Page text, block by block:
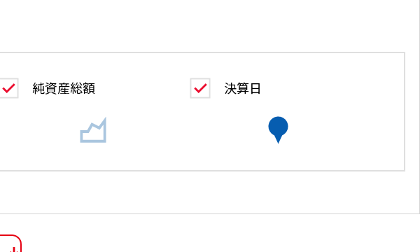
純資産総額 決算日